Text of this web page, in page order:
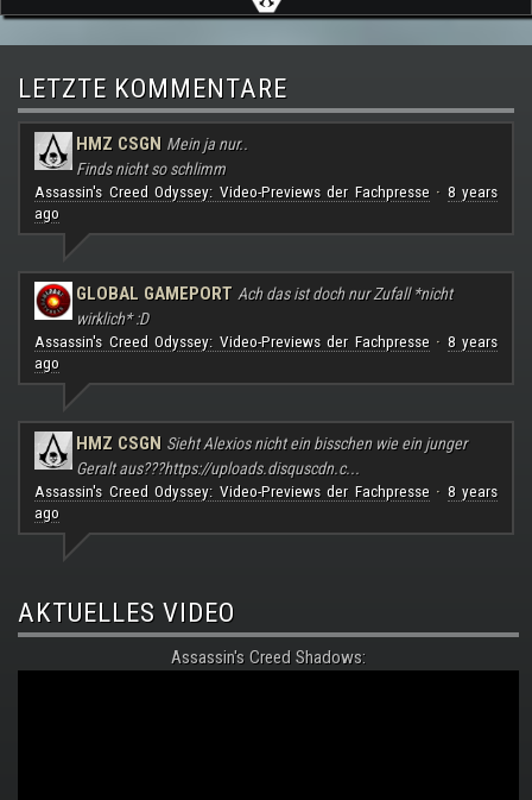
LETZTE KOMMENTARE
HMZ CSGN Mein ja nur..
Finds nicht so schlimm
Assassin's Creed Odyssey: Video-Previews der Fachpresse· 8 years
ago
GLOBAL GAMEPORT Ach das ist doch nur Zufall *nicht
wirklich* :D
Assassin's Creed Odyssey: Video-Previews der Fachpresse· 8 years
ago
HMZ CSGN Sieht Alexios nicht ein bisschen wie ein junger
Geralt aus???https://uploads.disquscdn.c...
Assassin's Creed Odyssey: Video-Previews der Fachpresse· 8 years
ago
AKTUELLES VIDEO
Assassin's Creed Shadows: